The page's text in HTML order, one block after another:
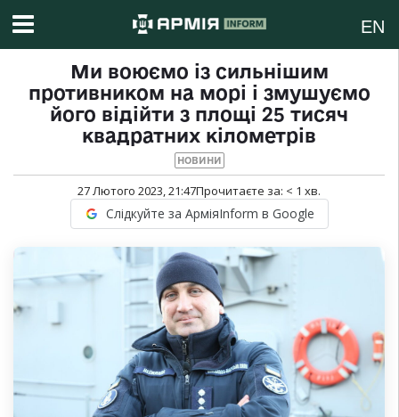
EN
Ми воюємо із сильнішим
противником на морі і змушуємо
його відійти з площі 25 тисяч
квадратних кілометрів
НОВИНИ
27 Лютого 2023, 21:47Прочитаєте за: < 1 хв.
Слідкуйте за АрміяInform в Google